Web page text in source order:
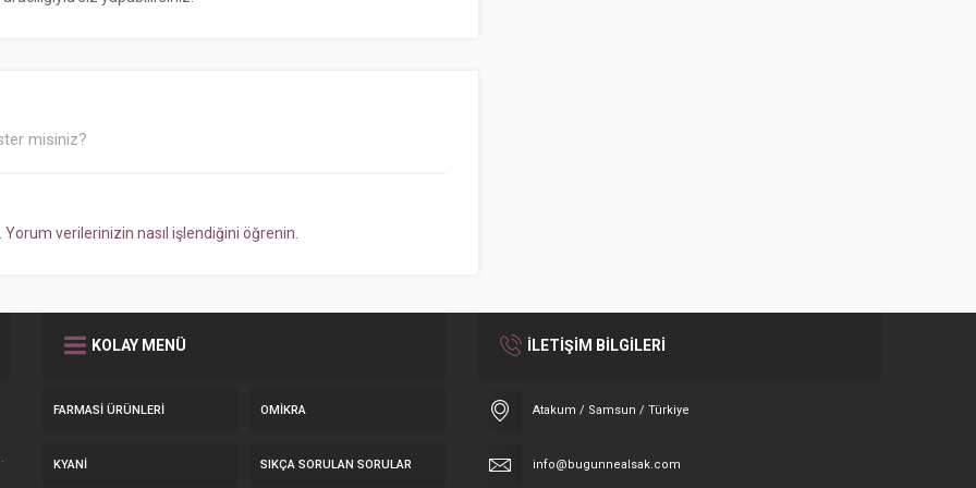
misiniz?
Yorum verilerinizin nasıl işlendiğini öğrenin.
KOLAY MENÜ
FARMASI ÜRÜNLERI OMIKRA
KYANI SIKÇA SORULAN SORULAR
İLETİŞİM BİLGİLERİ
Atakum / Samsun / Türkiye
info@bugunnealsak.com